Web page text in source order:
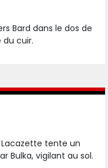
Bard dans le dos de
du cuir.
tente un
Bulka, vigilant au sol.